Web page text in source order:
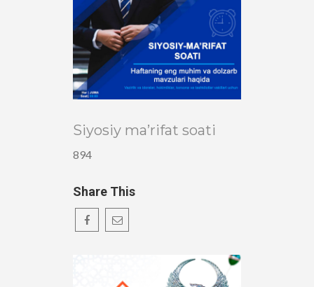
Siyosiy ma’rifat soati
894
Share This